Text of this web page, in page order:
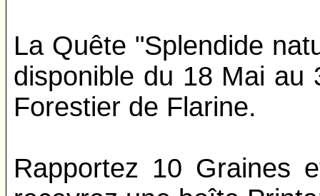
La Quête "Splendide
disponible du 18 Mai au
Forestier de Flarine.
Rapportez 10 Graines